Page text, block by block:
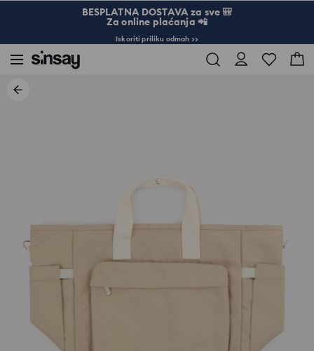
BESPLATNA DOSTAVA za sve 🎒
Za online plaćanja 📲
Iskoriti priliku odmah >>